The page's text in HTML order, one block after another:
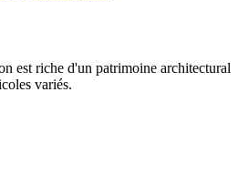
est riche d'un patrimoine architectural
variés.